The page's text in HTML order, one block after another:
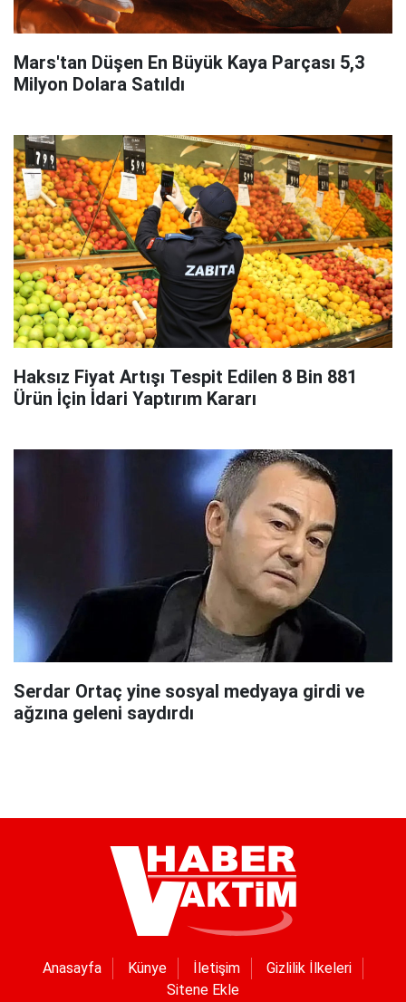
Mars'tan Düşen En Büyük Kaya Parçası 5,3
Milyon Dolara Satıldı
Haksız Fiyat Artışı Tespit Edilen 8 Bin 881
Ürün İçin İdari Yaptırım Kararı
Serdar Ortaç yine sosyal medyaya girdi ve
ağzına geleni saydırdı
Anasayfa Künye İletişim
Gizlilik İlkeleri
Sitene Ekle